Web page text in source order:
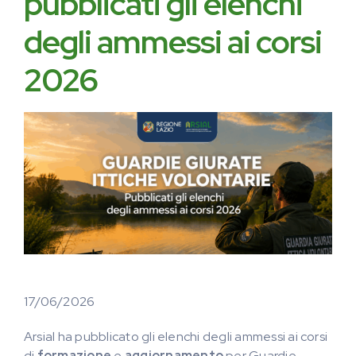
degli ammessi ai corsi
2026
17/06/2026
Arsial ha pubblicato gli elenchi degli ammessi ai corsi